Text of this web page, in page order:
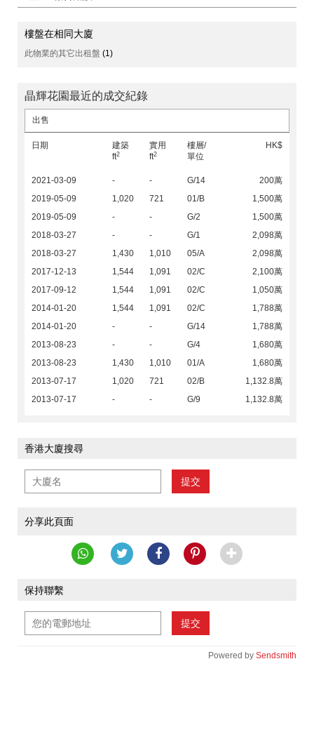
樓盤在相同大廈
此物業的其它出租盤 (1)
晶輝花園最近的成交紀錄
出售
日期
建築
ft2
實用
ft2
樓層/
單位
HK$
2021-03-09 - - G/14
200萬
2019-05-09
1,020 721 01/B
1,500萬
2019-05-09
- - G/2
1,500萬
2018-03-27
- - G/1
2,098萬
2018-03-27
1,430 1,010 05/A
2,098萬
2017-12-13
1,544 1,091 02/C
2,100萬
2017-09-12
1,544 1,091 02/C
1,050萬
2014-01-20
1,544 1,091 02/C
1,788萬
2014-01-20
- - G/14
1,788萬
2013-08-23
- - G/4
1,680萬
2013-08-23
1,430 1,010 01/A
1,680萬
2013-07-17
1,020 721 02/B
1,132.8萬
2013-07-17
- - G/9 1,132.8萬
香港大廈搜尋
提交
分享此頁面
保持聯繫
提交
Powered by Sendsmith